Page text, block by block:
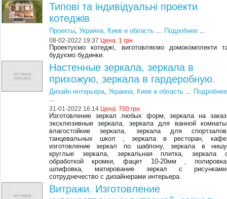
Типові та індивідуальні проекти
котеджів
Проекты ,Украина, Киев и область Подробнее
08-02-2022 19:37 Цена: 1 грн.
Проектуємо котеджі, виготовляємо домокомплекти
будуємо будинки.
Настенные зеркала, зеркала в
прихожую, зеркала в гардеробную.
Дизайн интерьера ,Украина, Киев и область
Подробнее
31-01-2022 16:14 Цена:700 грн.
Изготовление зеркал любых форм, зеркала на
эксклюзивные зеркала, зеркала для ванной
влагостойкие зеркала, зеркала для
танцевальных школ , зеркала в ресторан,
изготовление зеркал по шаблону, зеркала в
круглые зеркала, зеркальная плитка, зеркала
обработкой кромки, фацет 10-20мм ,
шлифовка, матирование зеркал с
сотруднечество с дизайнерами интерьера.
Витражи. Изготовление